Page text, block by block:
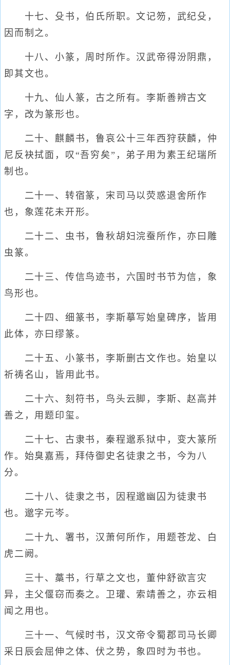
十七、殳书，伯氏所职。文记笏，武纪殳，
因而制之。
十八、小篆，周时所作。汉武帝得汾阴鼎，
即其文也。
十九、仙人篆，古之所有。李斯善辨古文
字，改为篆形也。
二十、麒麟书，鲁哀公十三年西狩获麟，仲
尼反袂拭面，叹“吾穷矣”，弟子用为素王纪瑞所
制也。
二十一、转宿篆，宋司马以荧惑退舍所作
也，象莲花未开形。
二十二、虫书，鲁秋胡妇浣蚕所作，亦曰雕
虫篆。
二十三、传信鸟迹书，六国时书节为信，象
鸟形也。
二十四、细篆书，李斯摹写始皇碑序，皆用
此体，亦曰缪篆。
二十五、小篆书，李斯删古文作也。始皇以
祈祷名山，皆用此书。
二十六、刻符书，鸟头云脚，李斯、赵高并
善之，用题印玺。
二十七、古隶书，秦程邈系狱中，变大篆所
作。始臭嘉焉，拜侍御史名徒隶之书，今为八
分。
二十八、徒隶之书，因程邈幽囚为徒隶书
也。邈字元岑。
二十九、署书，汉萧何所作，用题苍龙、白
虎二阙。
三十、藁书，行草之文也，董仲舒欲言灾
异，主父偃窃而奏之。卫瓘、索靖善之，亦云相
闻之用也。
三十一、气候时书，汉文帝令蜀郡司马长卿
采日辰会屈伸之体、伏之势，象四时为书也。